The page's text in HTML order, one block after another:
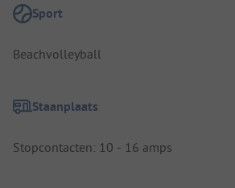
Sport
Beachvolleyball
Staanplaats
Stopcontacten: 10 - 16 amps